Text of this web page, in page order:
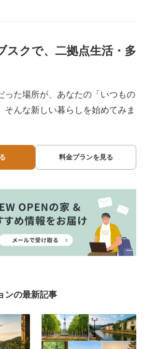
スクで、二拠点生活・多
った場所が、あなたの「いつもの
そんな新しい暮らしを始めてみま
料金プランを見る
ンの最新記事